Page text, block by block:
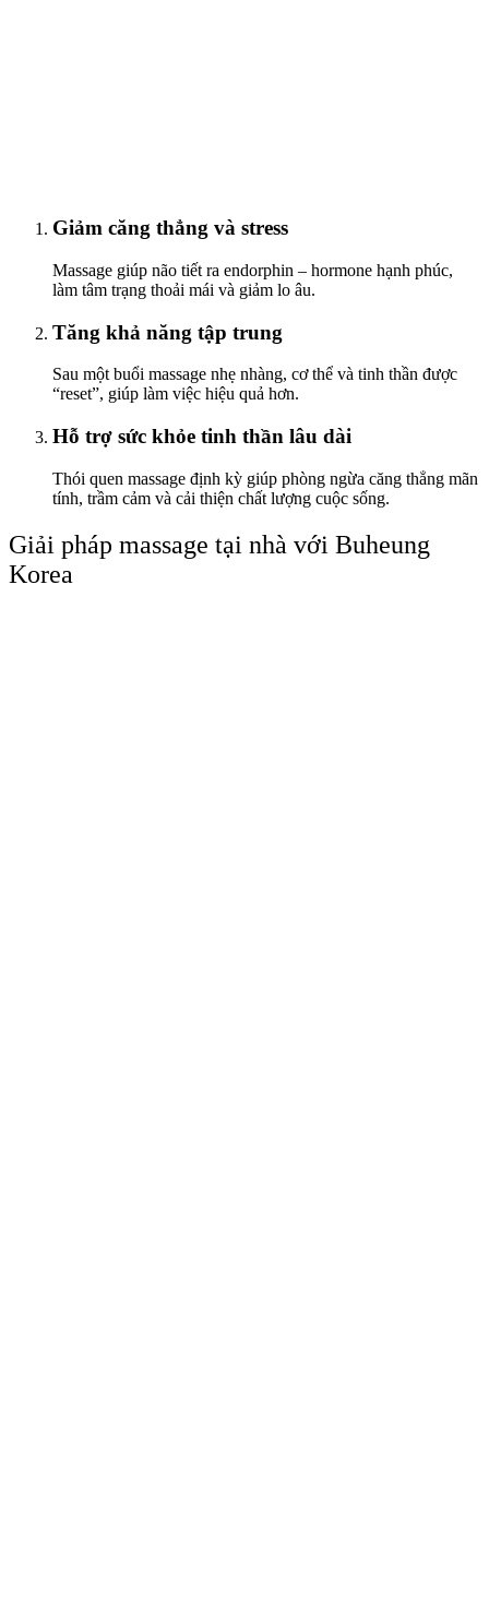
Giảm căng thẳng và stress
Massage giúp não tiết ra endorphin – hormone hạnh phúc,
làm tâm trạng thoải mái và giảm lo âu.
Tăng khả năng tập trung
Sau một buổi massage nhẹ nhàng, cơ thể và tinh thần được
“reset”, giúp làm việc hiệu quả hơn.
Hỗ trợ sức khỏe tinh thần lâu dài
Thói quen massage định kỳ giúp phòng ngừa căng thẳng mãn
tính, trầm cảm và cải thiện chất lượng cuộc sống.
Giải pháp massage tại nhà với Buheung
Korea